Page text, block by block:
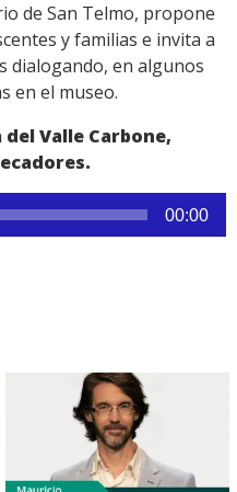
de San Telmo, propone
y familias e invita a
dialogando, en algunos
en el museo.
Valle Carbone,
00:00